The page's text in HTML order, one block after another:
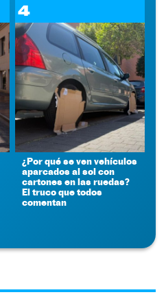
4
¿Por qué se ven vehículos
aparcados al sol con
cartones en las ruedas?
El truco que todos
comentan